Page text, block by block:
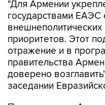
внешнеполитических
приоритетов. Этот
отражение и в
правительства
доверено
заседании
По его словам,